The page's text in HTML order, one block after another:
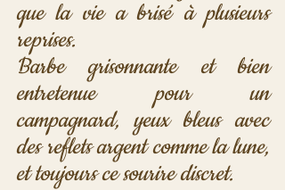
que la vie a brisé à plusieurs
reprises.
Barbe grisonnante et bien
entretenue pour un
campagnard, yeux bleus avec
des reflets argent comme la lune,
et toujours ce sourire discret.